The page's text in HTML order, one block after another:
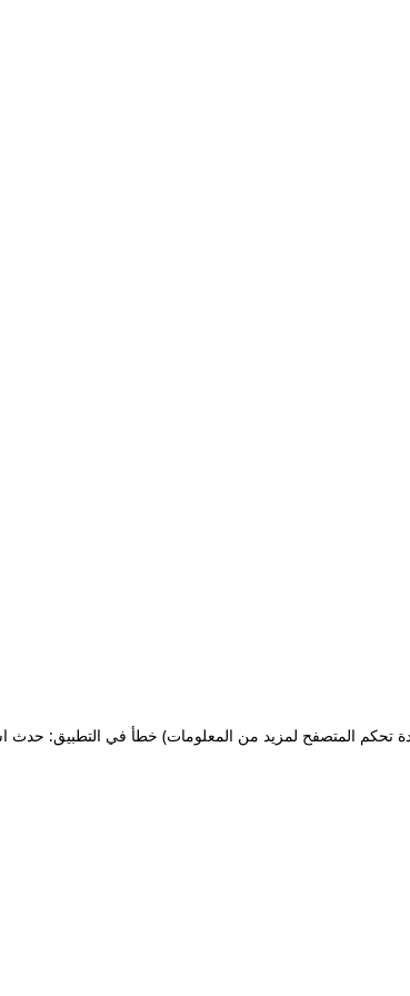
خطأ في التطبيق: حدث تحكم المتصفح لمزيد من المعلومات)